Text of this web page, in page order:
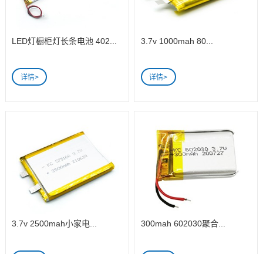
LED灯橱柜灯长条电池 402... 3.7v 1000mah 80...
3.7v 2500mah小家电... 300mah 602030聚合...